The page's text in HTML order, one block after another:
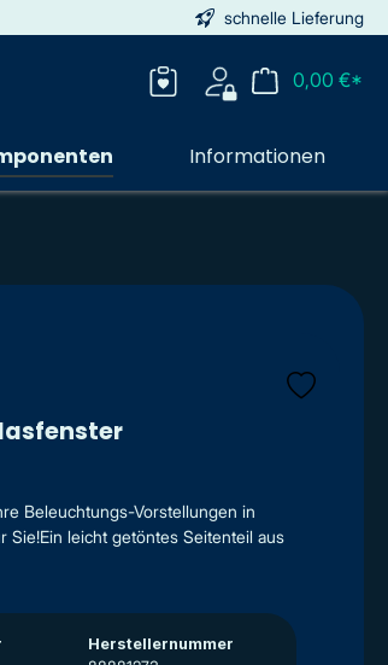
schnelle Lieferung
0,00 €*
Informationen
Beleuchtungs-Vorstellungen in
Sie!Ein leicht getöntes Seitenteil aus
Herstellernummer